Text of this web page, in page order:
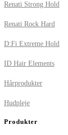
Renati Strong Hold
Renati Rock Hard
D:Fi Extreme Hold
ID Hair Elements
Hårprodukter
Hudpleje
Produkter